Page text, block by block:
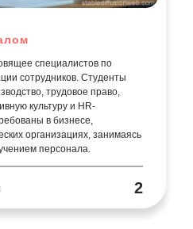
специалистов по
сотрудников. Студенты
трудовое право,
культуру и HR-
в бизнесе,
организациях, занимаясь
персонала.
2